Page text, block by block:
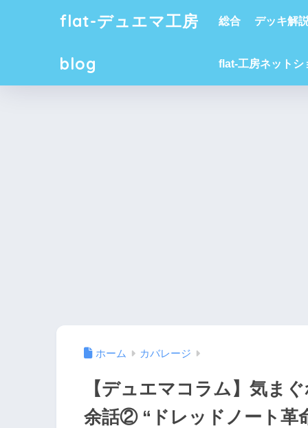
flat-デュエマ工房
blog
総合 デッキ解
flat-工房ネットシ
ホーム カバレージ
【デュエマコラム】気ま
余話② “ドレッドノート革